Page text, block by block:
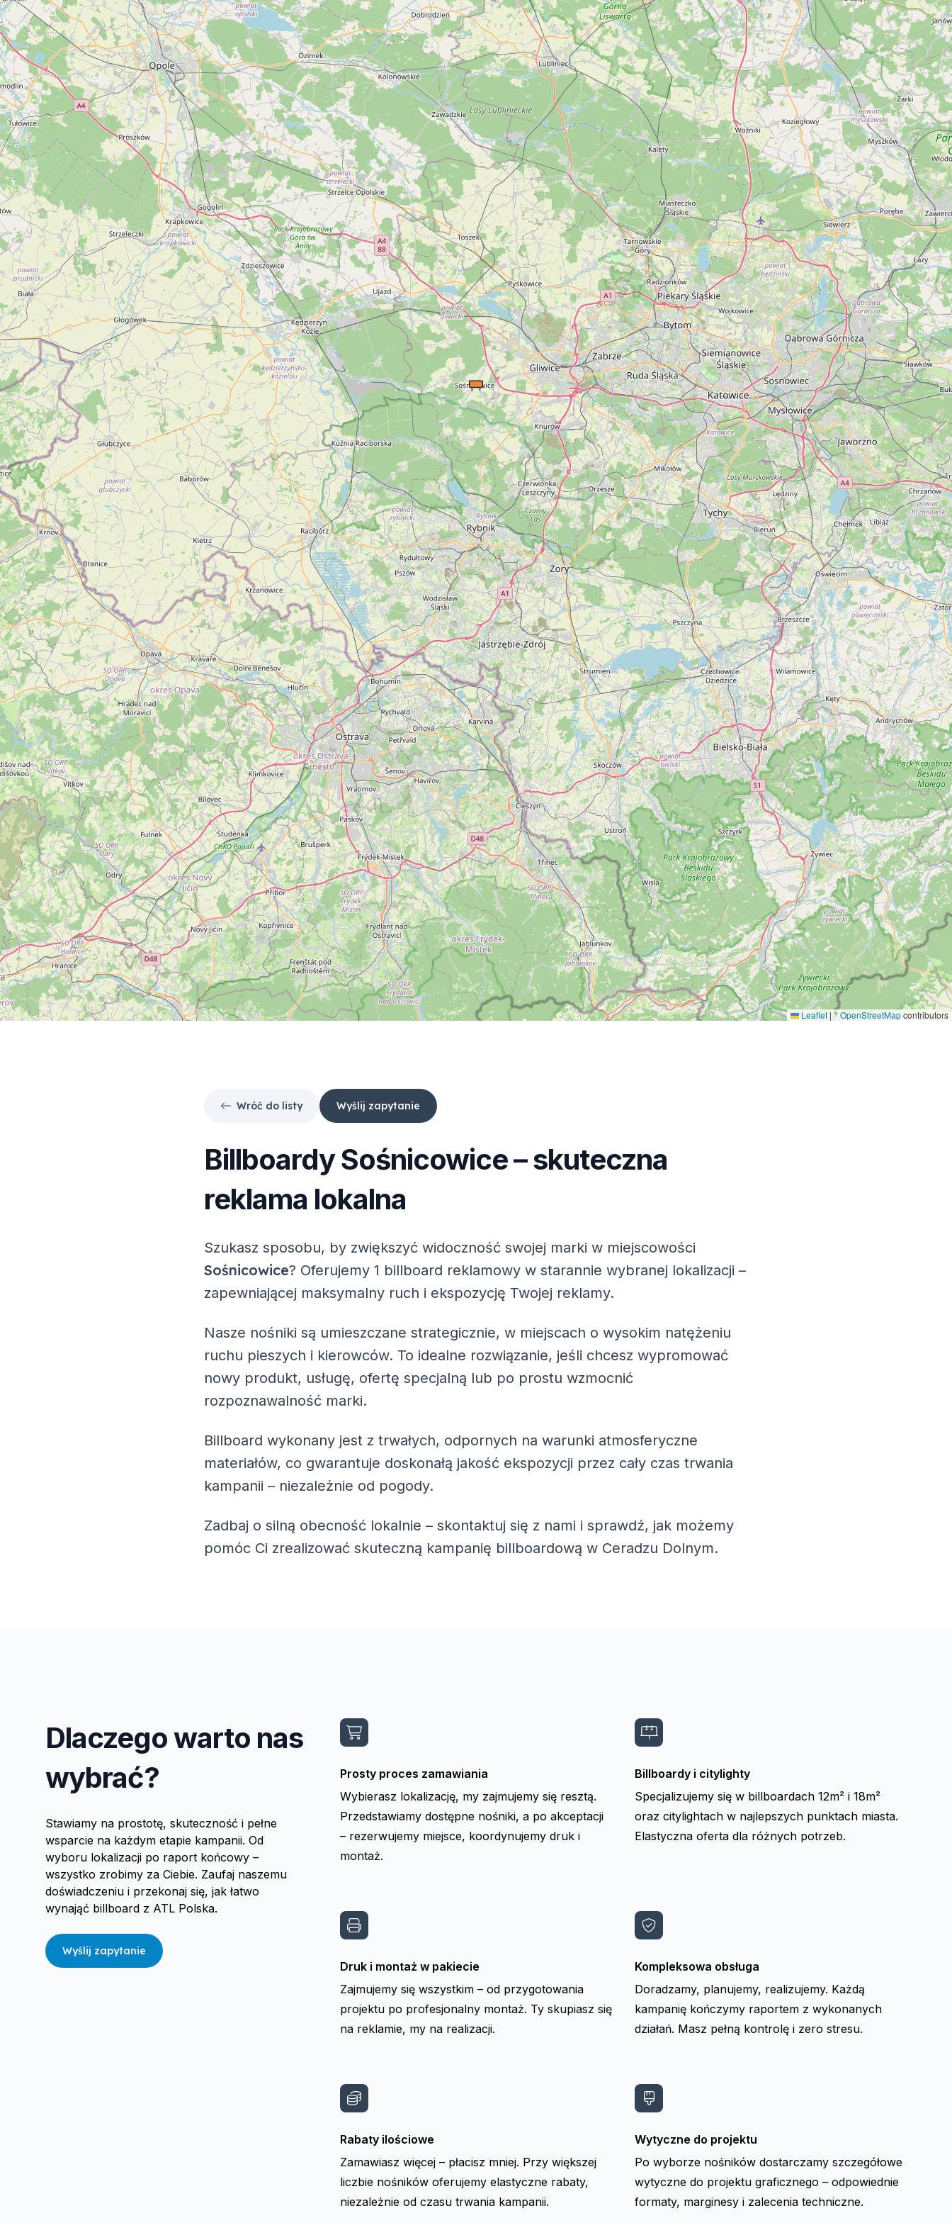
Leaflet | ©OpenStreetMapcontributors
Wróć do listy Wyślij zapytanie
BillboardySośnicowice– skuteczna
reklama lokalna
Szukasz sposobu, by zwiększyć widoczność swojej marki w miejscowości
Sośnicowice? Oferujemy 1 billboard reklamowy w starannie wybranej lokalizacji –
zapewniającej maksymalny ruch i ekspozycję Twojej reklamy.
Nasze nośniki są umieszczane strategicznie, w miejscach o wysokim natężeniu
ruchu pieszych i kierowców. To idealne rozwiązanie, jeśli chcesz wypromować
nowy produkt, usługę, ofertę specjalną lub po prostu wzmocnić
rozpoznawalność marki.
Billboard wykonany jest z trwałych, odpornych na warunki atmosferyczne
materiałów, co gwarantuje doskonałą jakość ekspozycji przez cały czas trwania
kampanii – niezależnie od pogody.
Zadbaj o silną obecność lokalnie – skontaktuj się z nami i sprawdź, jak możemy
pomóc Ci zrealizować skuteczną kampanię billboardową w Ceradzu Dolnym.
Dlaczego warto nas
wybrać?
Stawiamy na prostotę, skuteczność i pełne
wsparcie na każdym etapie kampanii. Od
wyboru lokalizacji po raport końcowy –
wszystko zrobimy za Ciebie. Zaufaj naszemu
doświadczeniu i przekonaj się, jak łatwo
wynająć billboard z ATL Polska.
Wyślij zapytanie
Prosty proces zamawiania
Wybierasz lokalizację, my zajmujemy się resztą.
Przedstawiamy dostępne nośniki, a po akceptacji
– rezerwujemy miejsce, koordynujemy druk i
montaż.
Billboardy i citylighty
Specjalizujemy się w billboardach 12m² i 18m²
oraz citylightach w najlepszych punktach miasta.
Elastyczna oferta dla różnych potrzeb.
Druk i montaż w pakiecie
Zajmujemy się wszystkim – od przygotowania
projektu po profesjonalny montaż. Ty skupiasz się
na reklamie, my na realizacji.
Kompleksowa obsługa
Doradzamy, planujemy, realizujemy. Każdą
kampanię kończymy raportem z wykonanych
działań. Masz pełną kontrolę i zero stresu.
Rabaty ilościowe
Zamawiasz więcej – płacisz mniej. Przy większej
liczbie nośników oferujemy elastyczne rabaty,
niezależnie od czasu trwania kampanii.
Wytyczne do projektu
Po wyborze nośników dostarczamy szczegółowe
wytyczne do projektu graficznego – odpowiednie
formaty, marginesy i zalecenia techniczne.